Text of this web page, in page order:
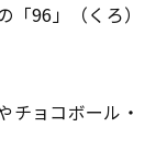
96」（くろ）
チョコボール・